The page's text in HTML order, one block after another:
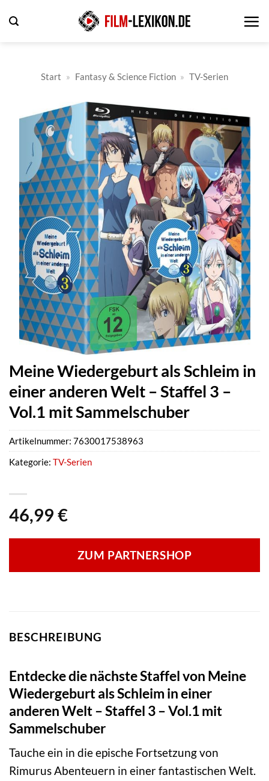
Inhalt
Start » Fantasy & Science Fiction » TV-Serien
Meine Wiedergeburt als Schleim in
einer anderen Welt – Staffel 3 –
Vol.1 mit Sammelschuber
46,99 €
ZUM PARTNERSHOP
Artikelnummer: 7630017538963
Kategorie: TV-Serien
BESCHREIBUNG
Entdecke die nächste Staffel von Meine
Wiedergeburt als Schleim in einer
anderen Welt – Staffel 3 – Vol.1 mit
Sammelschuber
Tauche ein in die epische Fortsetzung von
Rimurus Abenteuern in einer fantastischen Welt.